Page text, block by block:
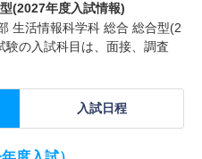
(2027年度入試情報)
生活情報科学科 総合 総合型(2
の入試科目は、面接、調査
入試日程